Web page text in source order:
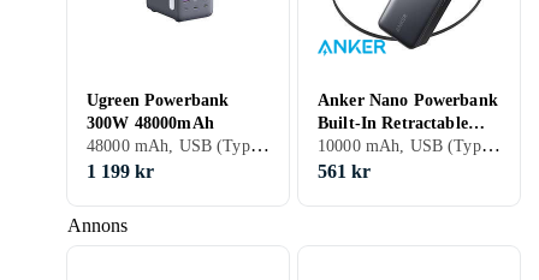
Annons
Ugreen Powerbank
300W 48000mAh
48000 mAh, USB (Typ C), Stöd för snabbladdning, Genomgångsladdning, Eluttag, 5 A
1 199 kr
Anker Nano Powerbank
Built-In Retractable
USB-C Cable 10
000mAh 45W
10000 mAh, USB (Typ C), USB (Type A), USB (Type C), Display, Stöd för snabbladdning, Genomgångsladdning, 3 A
561 kr